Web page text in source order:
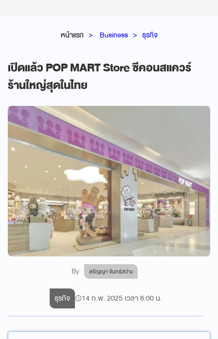
หน้าแรก Business ธุรกิจ
เปิดแล้ว POP MART Store ซีคอนสแควร์
ร้านใหญ่สุดในไทย
By สรัญญา จันทร์สว่าง
ธุรกิจ 14 ก.พ. 2025 เวลา 8:00 น.